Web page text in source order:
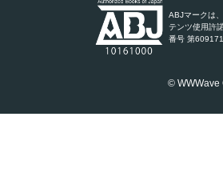
ABJマークは
テンツ使用許
番号 第
© WWWave